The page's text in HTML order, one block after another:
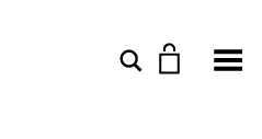
Rechercher
Toggle Menu